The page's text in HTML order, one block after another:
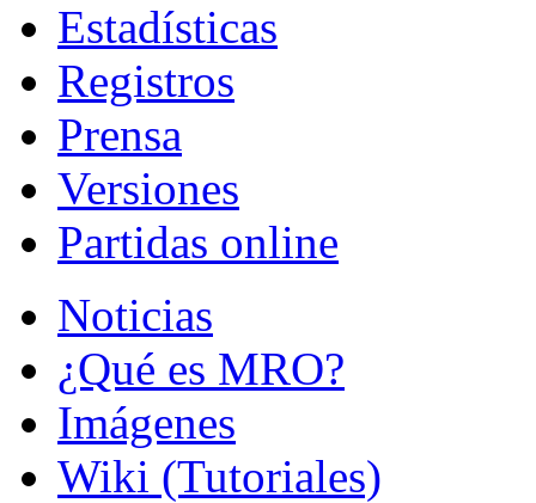
Estadísticas
Registros
Prensa
Versiones
Partidas online
Noticias
¿Qué es MRO?
Imágenes
Wiki (Tutoriales)